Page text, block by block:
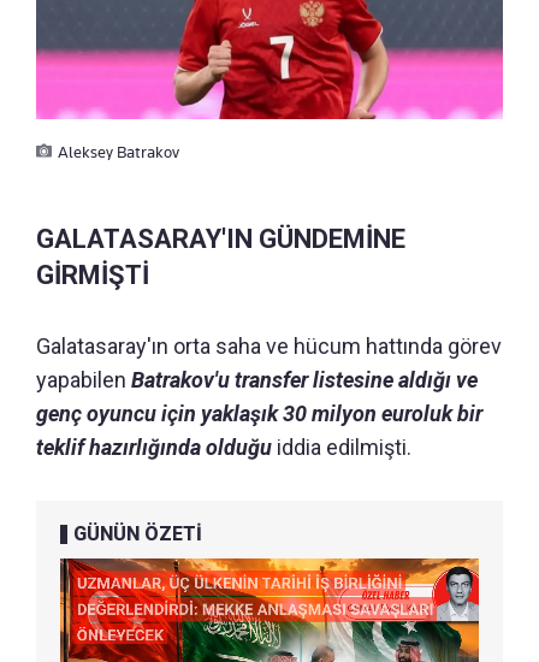
Aleksey Batrakov
GALATASARAY'IN GÜNDEMİNE
GİRMİŞTİ
Galatasaray'ın orta saha ve hücum hattında görev
yapabilen Batrakov'u transfer listesine aldığı ve
genç oyuncu için yaklaşık 30 milyon euroluk bir
teklif hazırlığında olduğu iddia edilmişti.
GÜNÜN ÖZETİ